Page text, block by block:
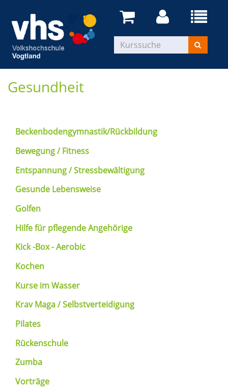
Gesundheit
Beckenbodengymnastik/Rückbildung
Bewegung / Fitness
Entspannung / Stressbewältigung
Gesunde Lebensweise
Golfen
Hilfe für pflegende Angehörige
Kick -Box - Aerobic
Kochen
Kurse im Wasser
Krav Maga / Selbstverteidigung
Pilates
Rückenschule
Zumba
Vorträge